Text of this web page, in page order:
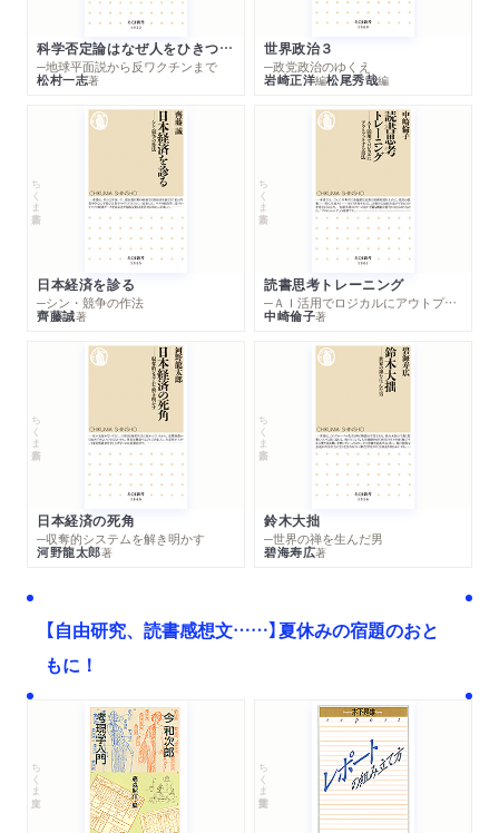
剣術と「無意識」の探究／禅と芸術に通じるものとは／「止まる」
ことのない意識の発動／剣術家の「超心理学」／俳句の傑作はい
かにして生まれるか／エマソンと東洋の目覚め／芭蕉の俳句を
３ 禅ブームの実相
戦後の日米関係とオリエンタリズム／ケストラーの痛烈な禅批
判／ビート世代とファッション的な禅受容／サリンジャーとカ
ウンターカルチャー／超越主義という思想潮流／ケージとあり
のままの自然の音楽／ケージとの対話
第六章 未完の東西対話
１ キリスト教と仏教
ハイデガーとの会談／グンデルトとの親密な交流／エックハル
トとは誰か／超越的な神でも汎神論でもなく／垂直のイエスと
２ 『禅と精神分析』
精神分析家たちとの共同研究／「宇宙的無意識」への回帰／知性
は自然な生き方を阻害する／本来的な意志を生きる／フロムが
考えた精神分析と禅の共通性／洋の東西の微妙なすれ違い
３ 東洋的「自由」を求めて
で異なる／西洋の中の「東洋」／人間と動物を分けるのは慈悲の
心／大拙の死／死と生をどう考えたか
終章 大拙の逆説
１ 大拙批判は何を語るか
様々なる批判／胡適の歴史学的な批判／梅原猛の日本文化論的
な批判／オリエンタリズムとナショナリズム／経験主義のイデ
オロギー／批判から見えてくるもの
２ 人に固有の霊性
科学否定論はなぜ人をひきつけるのか
─地球平面説から反ワクチンまで
松村一志著
世界政治３
─政党政治のゆくえ
岩崎正洋編松尾秀哉編
ちくま新書
日本経済を診る
─シン・競争の作法
齊藤誠著
ちくま新書
読書思考トレーニング
─ＡＩ活用でロジカルにアウトプットする技法
中崎倫子著
ちくま新書
日本経済の死角
─収奪的システムを解き明かす
河野龍太郎著
ちくま新書
鈴木大拙
─世界の禅を生んだ男
碧海寿広著
【自由研究、読書感想文……】夏休みの宿題のおと
もに！
ちくま文庫 ちくま学芸文庫